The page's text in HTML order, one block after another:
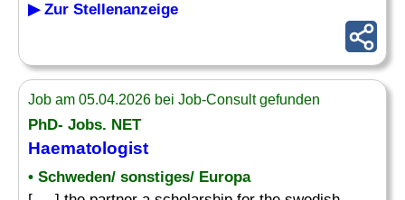
▶ Zur Stellenanzeige
Job am 05.04.2026 bei Job-Consult gefunden
PhD- Jobs. NET
Haematologist
• Schweden/ sonstiges/ Europa